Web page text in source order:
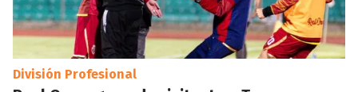
División Profesional